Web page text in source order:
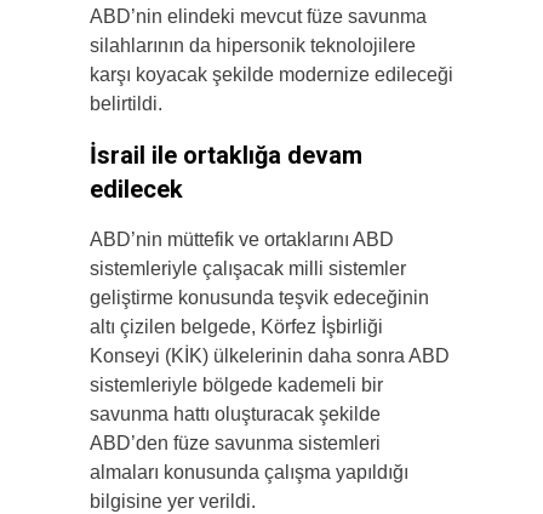
ABD’nin elindeki mevcut füze savunma
silahlarının da hipersonik teknolojilere
karşı koyacak şekilde modernize edileceği
belirtildi.
İsrail ile ortaklığa devam
edilecek
ABD’nin müttefik ve ortaklarını ABD
sistemleriyle çalışacak milli sistemler
geliştirme konusunda teşvik edeceğinin
altı çizilen belgede, Körfez İşbirliği
Konseyi (KİK) ülkelerinin daha sonra ABD
sistemleriyle bölgede kademeli bir
savunma hattı oluşturacak şekilde
ABD’den füze savunma sistemleri
almaları konusunda çalışma yapıldığı
bilgisine yer verildi.